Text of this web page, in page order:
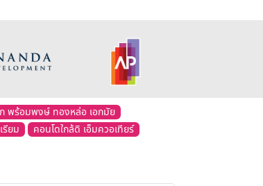
พร้อมพงษ์ ทองหล่อ เอกมัย
รียม
คอนโดใกล้ดิ เอ็มควอเทียร์